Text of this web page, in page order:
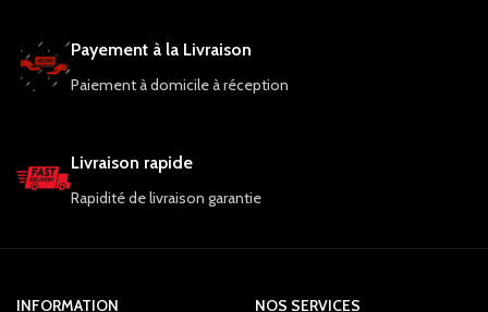
Payement à la Livraison
Paiement à domicile à réception
Livraison rapide
Rapidité de livraison garantie
INFORMATION
NOS SERVICES